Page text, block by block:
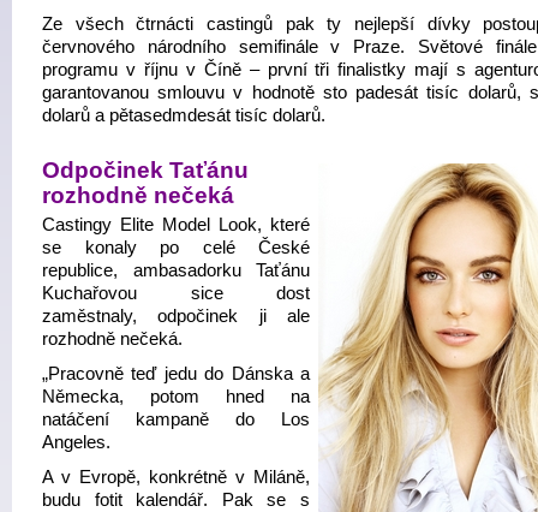
Ze všech čtrnácti castingů pak ty nejlepší dívky
červnového národního semifinále v Praze. Světové
programu v říjnu v Číně – první tři finalistky mají s
garantovanou smlouvu v hodnotě sto padesát tisíc dolarů,
dolarů a pětasedmdesát tisíc dolarů.
Odpočinek Taťánu
rozhodně nečeká
Castingy Elite Model Look, které
se konaly po celé České
republice, ambasadorku Taťánu
Kuchařovou sice dost
zaměstnaly, odpočinek ji ale
rozhodně nečeká.
„Pracovně teď jedu do Dánska a
Německa, potom hned na
natáčení kampaně do Los
Angeles.
A v Evropě, konkrétně v Miláně,
budu fotit kalendář. Pak se s